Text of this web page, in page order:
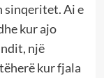
sinqeritet. Ai e
kur ajo
një
kur fjala